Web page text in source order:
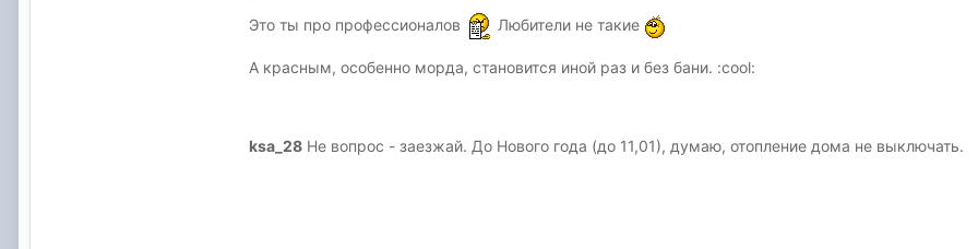
Это ты про профессионалов Любители не такие
А красным, особенно морда, становится иной раз и без бани. :cool:
ksa_28 Не вопрос - заезжай. До Нового года (до 11,01), думаю, отопление дома не выключать.